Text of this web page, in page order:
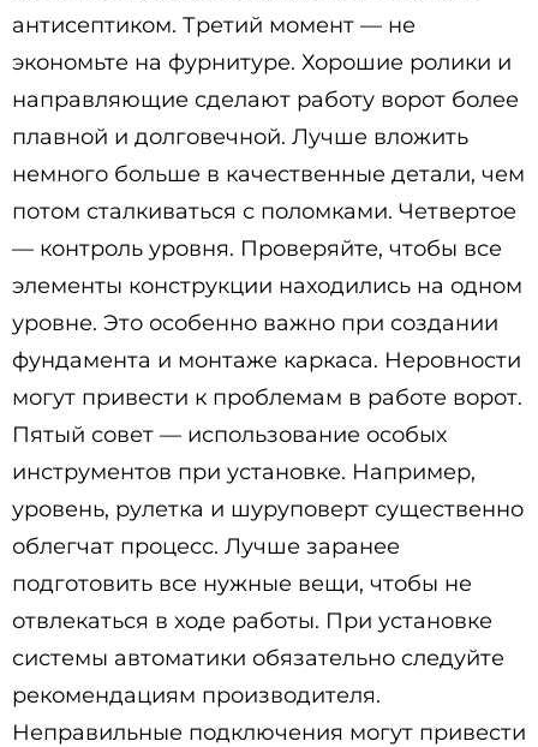
антисептиком. Третий момент — не
экономьте на фурнитуре. Хорошие ролики и
направляющие сделают работу ворот более
плавной и долговечной. Лучше вложить
немного больше в качественные детали, чем
потом сталкиваться с поломками. Четвертое
— контроль уровня. Проверяйте, чтобы все
элементы конструкции находились на одном
уровне. Это особенно важно при создании
фундамента и монтаже каркаса. Неровности
могут привести к проблемам в работе ворот.
Пятый совет — использование особых
инструментов при установке. Например,
уровень, рулетка и шуруповерт существенно
облегчат процесс. Лучше заранее
подготовить все нужные вещи, чтобы не
отвлекаться в ходе работы. При установке
системы автоматики обязательно следуйте
рекомендациям производителя.
Неправильные подключения могут привести